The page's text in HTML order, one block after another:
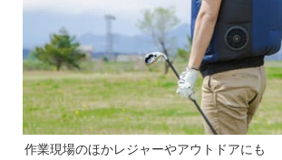
作業現場のほかレジャーやアウトドアにも